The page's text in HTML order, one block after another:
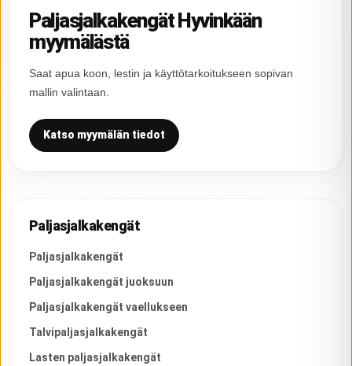
Paljasjalkakengät Hyvinkään
myymälästä
Saat apua koon, lestin ja käyttötarkoitukseen sopivan
mallin valintaan.
Katso myymälän tiedot
Paljasjalkakengät
Paljasjalkakengät
Paljasjalkakengät juoksuun
Paljasjalkakengät vaellukseen
Talvipaljasjalkakengät
Lasten paljasjalkakengät